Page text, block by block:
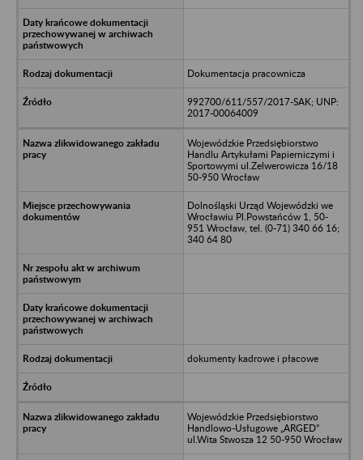
Dokumentacja pracownicza
992700/611/557/2017-SAK; UNP:
2017-00064009
Wojewódzkie Przedsiębiorstwo
Handlu Artykułami Papierniczymi i
Sportowymi ul.Zelwerowicza 16/18
50-950 Wrocław
Dolnośląski Urząd Wojewódzki we
Wrocławiu Pl.Powstańców 1, 50-
951 Wrocław, tel. (0-71) 340 66 16;
340 64 80
dokumenty kadrowe i płacowe
Wojewódzkie Przedsiębiorstwo
Handlowo-Usługowe „ARGED”
ul.Wita Stwosza 12 50-950 Wrocław